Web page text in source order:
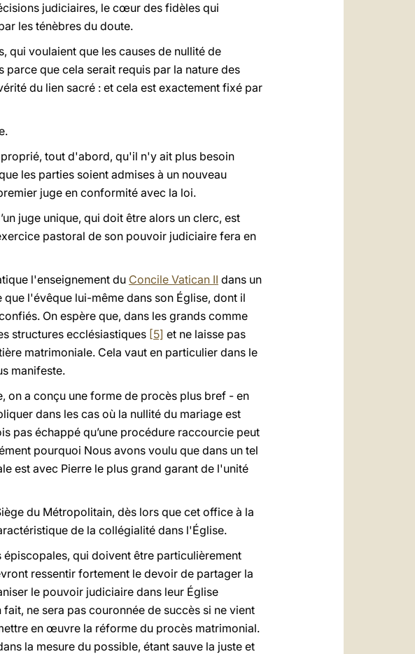
judiciaires, le cœur des fidèles qui
les ténèbres du doute.
qui voulaient que les causes de nullité de
que cela serait requis par la nature des
du lien sacré : et cela est exactement fixé par
tout d'abord, qu'il n'y ait plus besoin
les parties soient admises à un nouveau
juge en conformité avec la loi.
juge unique, qui doit être alors un clerc, est
pastoral de son pouvoir judiciaire fera en
l'enseignement du Concile Vatican II dans un
l'évêque lui-même dans son Église, dont il
On espère que, dans les grands comme
structures ecclésiastiques [5] et ne laisse pas
matrimoniale. Cela vaut en particulier dans le
manifeste.
on a conçu une forme de procès plus bref - en
dans les cas où la nullité du mariage est
pas échappé qu’une procédure raccourcie peut
pourquoi Nous avons voulu que dans un tel
est avec Pierre le plus grand garant de l'unité
du Métropolitain, dès lors que cet office à la
de la collégialité dans l'Église.
épiscopales, qui doivent être particulièrement
ressentir fortement le devoir de partager la
le pouvoir judiciaire dans leur Église
ne sera pas couronnée de succès si ne vient
en œuvre la réforme du procès matrimonial.
la mesure du possible, étant sauve la juste et